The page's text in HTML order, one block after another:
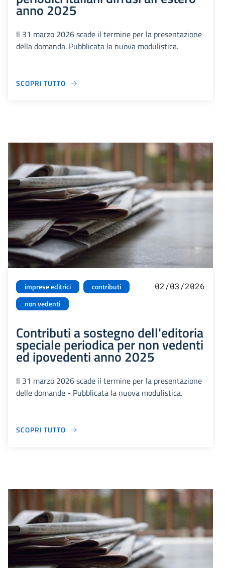
anno 2025
Il 31 marzo 2026 scade il termine per la presentazione
della domanda. Pubblicata la nuova modulistica.
SCOPRI TUTTO
imprese editrici
contributi
non vedenti
02/03/2026
Contributi a sostegno dell'editoria
speciale periodica per non vedenti
ed ipovedenti anno 2025
Il 31 marzo 2026 scade il termine per la presentazione
delle domande - Pubblicata la nuova modulistica.
SCOPRI TUTTO